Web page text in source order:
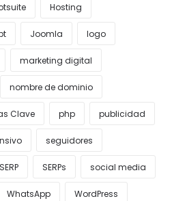
Hosting
Joomla logo
marketing digital
nombre de dominio
Clave php publicidad
seguidores
SERP SERPs social media
WhatsApp WordPress